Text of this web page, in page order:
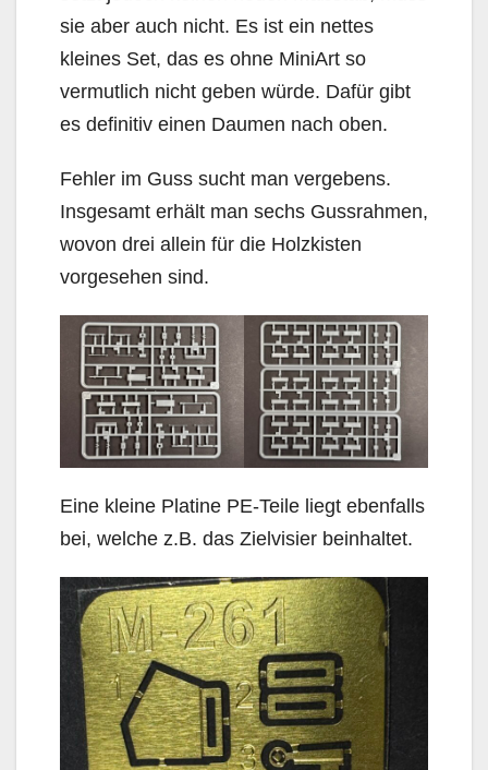
sie aber auch nicht. Es ist ein nettes
kleines Set, das es ohne MiniArt so
vermutlich nicht geben würde. Dafür gibt
es definitiv einen Daumen nach oben.
Fehler im Guss sucht man vergebens.
Insgesamt erhält man sechs Gussrahmen,
wovon drei allein für die Holzkisten
vorgesehen sind.
Eine kleine Platine PE-Teile liegt ebenfalls
bei, welche z.B. das Zielvisier beinhaltet.